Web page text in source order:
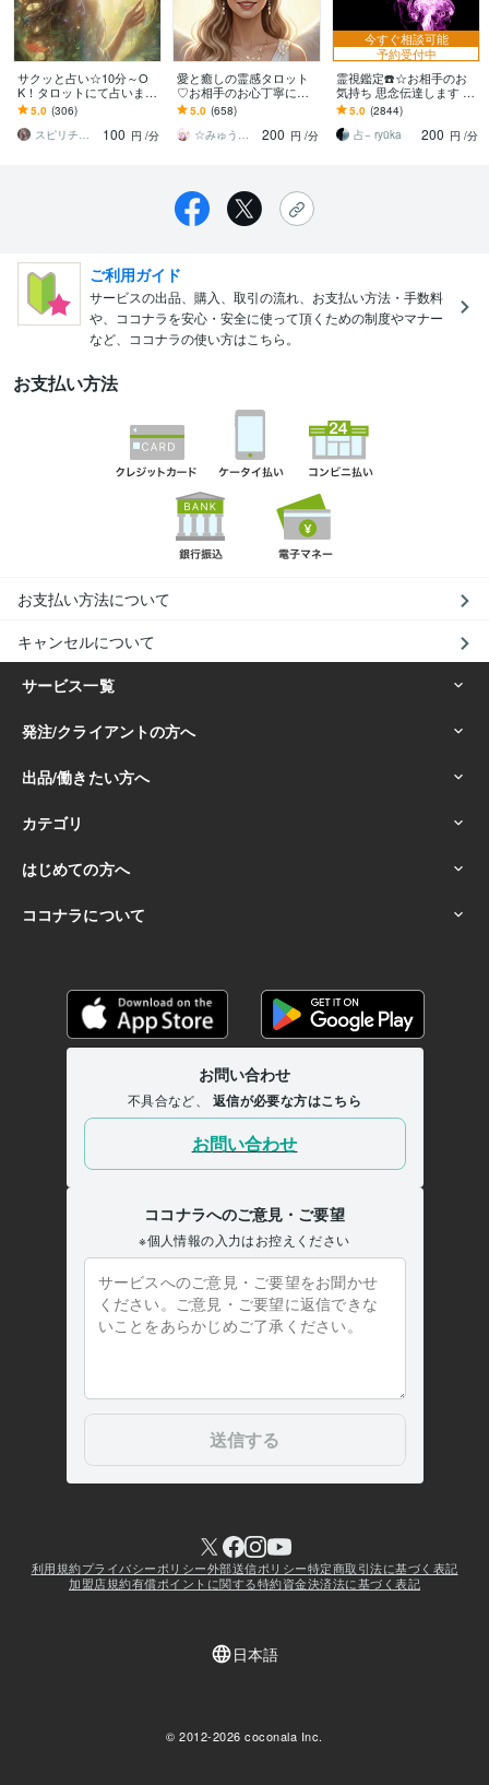
サクッと占い☆10分～O
K！タロットにて占います
今すぐ答えが欲しい方☆
モヤモヤ解消！気になる
彼の本音に迫る！
5.0 (306)
スピリチュアル鑑定士☆未空煌misora
100 円 /分
愛と癒しの霊感タロット
♡お相手のお心丁寧に視
ます 雑誌CREA掲載☆現
状を読み解き望む未来へ
進むお手伝い
5.0 (658)
☆みゅう☆愛と癒しをあなたに
200 円 /分
今すぐ相談可能
予約受付中
霊視鑑定☎️☆お相手のお
気持ち 思念伝達します 最
短6時間以内に 思念伝達 /
SNS問題 不倫
5.0 (2844)
占− ryūka
200 円 /分
ご利用ガイド
サービスの出品、購入、取引の流れ、お支払い方法・手数料
や、ココナラを安心・安全に使って頂くための制度やマナー
など、ココナラの使い方はこちら。
お支払い方法
お支払い方法について
キャンセルについて